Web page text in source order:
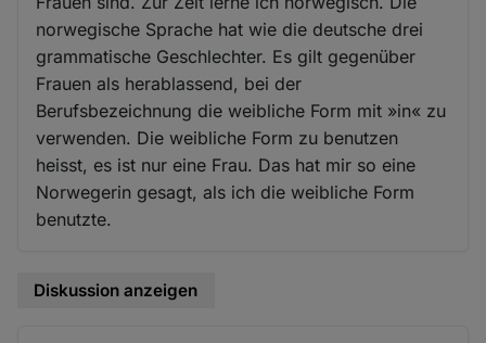
norwegische Sprache hat wie die deutsche drei
grammatische Geschlechter. Es gilt gegenüber
Frauen als herablassend, bei der
Berufsbezeichnung die weibliche Form mit »in« zu
verwenden. Die weibliche Form zu benutzen
heisst, es ist nur eine Frau. Das hat mir so eine
Norwegerin gesagt, als ich die weibliche Form
benutzte.
Diskussion anzeigen